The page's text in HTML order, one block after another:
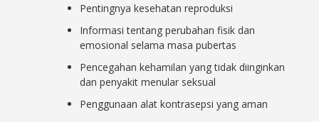
Pentingnya kesehatan reproduksi
Informasi tentang perubahan fisik dan
emosional selama masa pubertas
Pencegahan kehamilan yang tidak diinginkan
dan penyakit menular seksual
Penggunaan alat kontrasepsi yang aman